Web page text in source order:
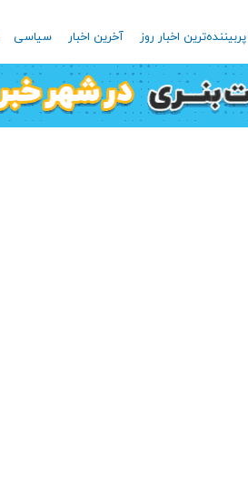
پربیننده‌ترین اخبار روز آخرین اخبار سیاسی